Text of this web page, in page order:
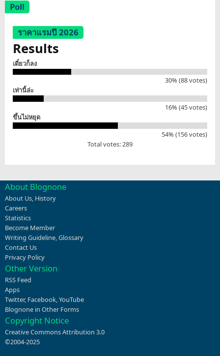
Poll
ราคาแรมปี 2026
Results
เดี๋ยวก็ลง
30% (88 votes)
เท่านี้ล่ะ
16% (45 votes)
ขึ้นไม่หยุด
54% (156 votes)
Total votes: 289
About Blognone
About Us, History
Careers
Statistics
Become Member
Writing Guideline,Glossary
Contact Us
Privacy Policy
Other Version
RSS Feed
Apps
Twitter, Facebook,YouTube
Blognone in Other Forms
Copyright Notice
Creative Commons Attribution 3.0
©2004-2025